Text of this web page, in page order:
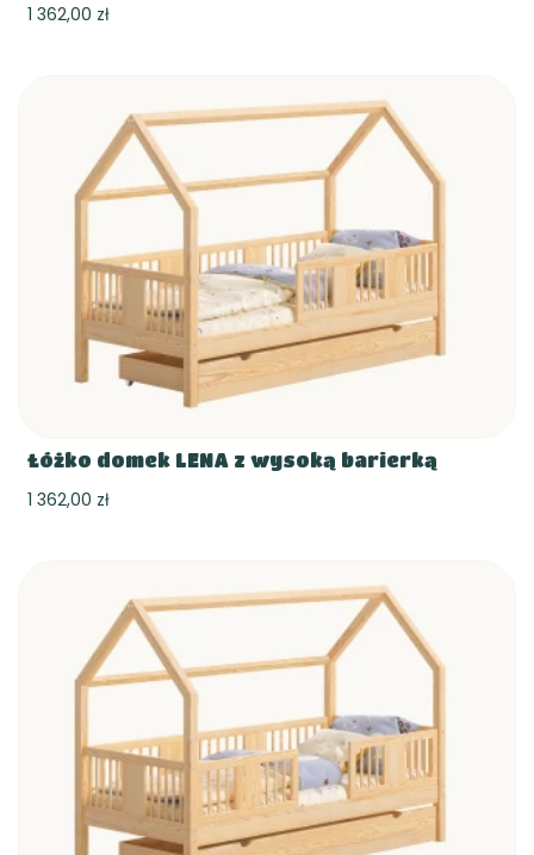
1 362,00 zł
Łóżko domek LENA z wysoką barierką
1 362,00 zł